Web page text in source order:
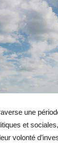
une
et
volonté